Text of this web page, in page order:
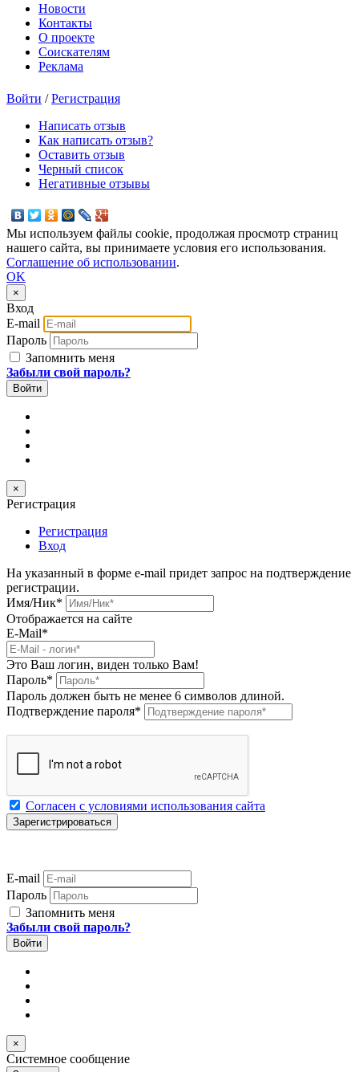
Новости
Контакты
О проекте
Соискателям
Реклама
Войти /Регистрация
Написать отзыв
Как написать отзыв?
Оставить отзыв
Черный список
Негативные отзывы
Мы используем файлы cookie, продолжая просмотр страниц
нашего сайта, вы принимаете условия его использования.
Соглашение об использовании.
OK
×
Вход
E-mail
Пароль
Запомнить меня
Забыли свой пароль?
×
Регистрация
Регистрация
Вход
На указанный в форме e-mail придет запрос на подтверждение
регистрации.
Имя/Ник*
Отображается на сайте
E-Mail*
Это Ваш логин, виден только Вам!
Пароль*
Пароль должен быть не менее 6 символов длиной.
Подтверждение пароля*
Согласен с условиями использования сайта
E-mail
Пароль
Запомнить меня
Забыли свой пароль?
×
Системное сообщение